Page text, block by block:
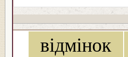
відмінок